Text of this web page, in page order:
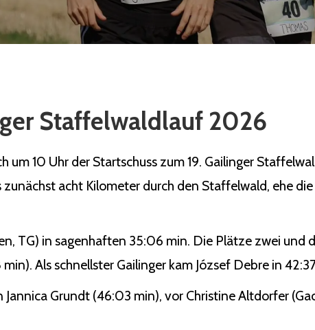
Staffelwaldlauf 2026
10 Uhr der Startschuss zum 19. Gailinger
acht Kilometer durch den Staffelwald, ehe
TG) in sagenhaften 35:06 min. Die Plätze zwei und
Als schnellster Gailinger kam József Debre in
Grundt (46:03 min), vor Christine Altdorfer